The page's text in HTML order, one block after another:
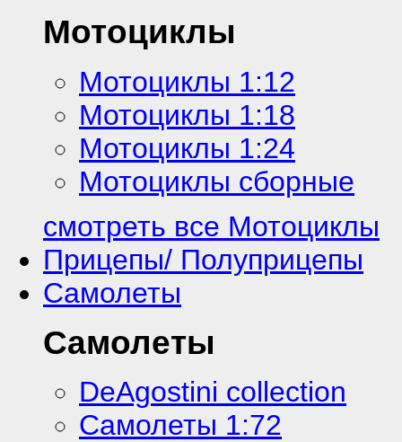
Мотоциклы
Мотоциклы 1:12
Мотоциклы 1:18
Мотоциклы 1:24
Мотоциклы сборные
смотреть все Мотоциклы
Прицепы/ Полуприцепы
Самолеты
Самолеты
DeAgostini collection
Самолеты 1:72